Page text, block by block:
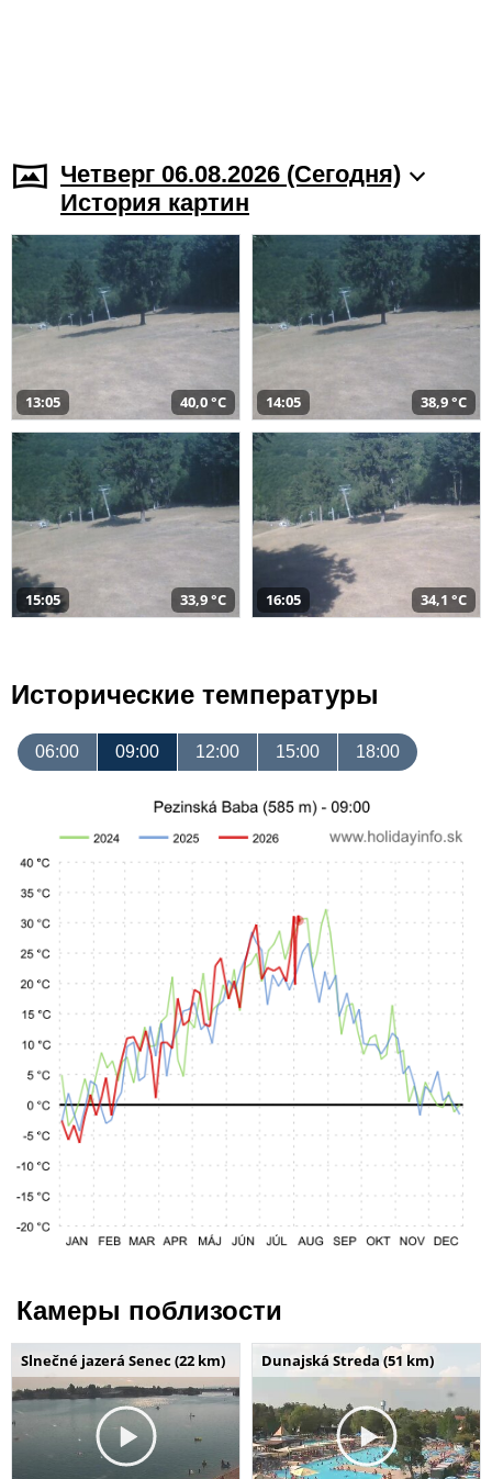
Четверг 06.08.2026 (Cегодня)
История картин
13:05 40,0 °C 14:05 38,9 °C
15:05 33,9 °C 16:05 34,1 °C
Исторические температуры
06:00 09:00 12:00 15:00 18:00
Камеры поблизости
Slnečné jazerá Senec (22 km) Dunajská Streda (51 km)